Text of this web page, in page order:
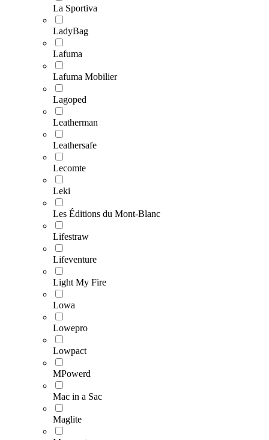
La Sportiva
LadyBag
Lafuma
Lafuma Mobilier
Lagoped
Leatherman
Leathersafe
Lecomte
Leki
Les Éditions du Mont-Blanc
Lifestraw
Lifeventure
Light My Fire
Lowa
Lowepro
Lowpact
MPowerd
Mac in a Sac
Maglite